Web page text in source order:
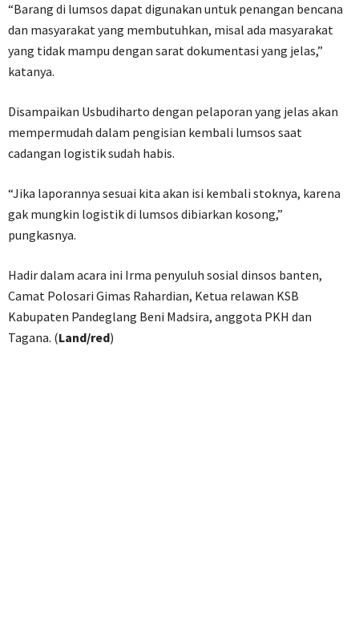
“Barang di lumsos dapat digunakan untuk penangan bencana
dan masyarakat yang membutuhkan, misal ada masyarakat
yang tidak mampu dengan sarat dokumentasi yang jelas,”
katanya.
Disampaikan Usbudiharto dengan pelaporan yang jelas akan
mempermudah dalam pengisian kembali lumsos saat
cadangan logistik sudah habis.
“Jika laporannya sesuai kita akan isi kembali stoknya, karena
gak mungkin logistik di lumsos dibiarkan kosong,”
pungkasnya.
Hadir dalam acara ini Irma penyuluh sosial dinsos banten,
Camat Polosari Gimas Rahardian, Ketua relawan KSB
Kabupaten Pandeglang Beni Madsira, anggota PKH dan
Tagana. (Land/red)